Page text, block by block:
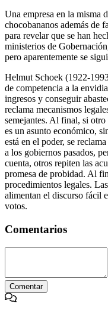
Una empresa en la misma
chocobananos además de
para revelar que se han
ministerios de
pero aparentemente se
Helmut Schoek (1922-
de competencia a la
ingresos y conseguir
reclama mecanismos
semejantes. Al final, si
es un asunto económico,
está en el poder, se
a los gobiernos pasados,
cuenta, otros repiten las
promesa de probidad. Al
procedimientos legales.
alimentan el discurso fácil
votos.
Comentarios
Comentar